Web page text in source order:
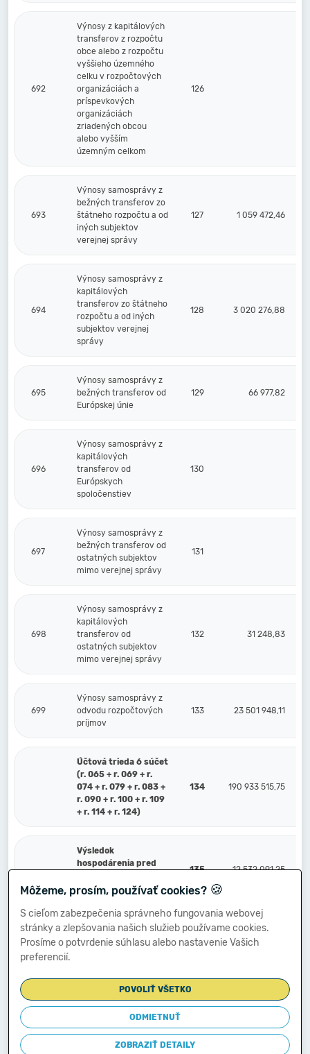
692
Výnosy z kapitálových
transferov z rozpočtu
obce alebo z rozpočtu
vyššieho územného
celku v rozpočtových
organizáciách a
príspevkových
organizáciách
zriadených obcou
alebo vyšším
územným celkom
126
693
Výnosy samosprávy z
bežných transferov zo
štátneho rozpočtu a od
iných subjektov
verejnej správy
127 1 059 472,46
694
Výnosy samosprávy z
kapitálových
transferov zo štátneho
rozpočtu a od iných
subjektov verejnej
správy
128 3 020 276,88
695
Výnosy samosprávy z
bežných transferov od
Európskej únie
129 66 977,82
696
Výnosy samosprávy z
kapitálových
transferov od
Európskych
spoločenstiev
130
697
Výnosy samosprávy z
bežných transferov od
ostatných subjektov
mimo verejnej správy
131
698
Výnosy samosprávy z
kapitálových
transferov od
ostatných subjektov
mimo verejnej správy
132 31 248,83
699
Výnosy samosprávy z
odvodu rozpočtových
príjmov
133 23 501 948,11
Účtová trieda 6 súčet
(r. 065 + r. 069 + r.
074 + r. 079 + r. 083 +
r. 090 + r. 100 + r. 109
+ r. 114 + r. 124)
134 190 933 515,75
Výsledok
hospodárenia pred
mínus r. 064) (+/-)
135 12 532 091,25
591 Splatná daň z príjmov 136 57 592,33
z príjmov
hospodárenia po
zdanení r. 135 mínus
138 12 474 498,92
Môžeme, prosím, používať cookies? 🍪
S cieľom zabezpečenia správneho fungovania webovej
stránky a zlepšovania našich služieb používame cookies.
Prosíme o potvrdenie súhlasu alebo nastavenie Vašich
preferencií.
POVOLIŤ VŠETKO
ODMIETNUŤ
ZOBRAZIŤ DETAILY